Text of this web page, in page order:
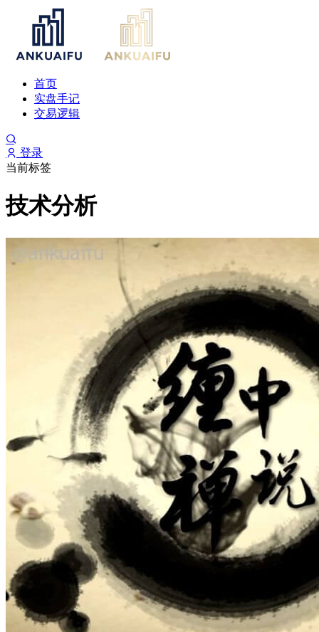
首页
实盘手记
交易逻辑
登录
当前标签
技术分析